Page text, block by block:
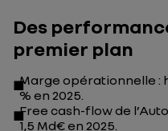
Des
premier plan
Marge opérationnelle :
% en 2025.
Free cash-flow de
1,5 Md€ en 2025.